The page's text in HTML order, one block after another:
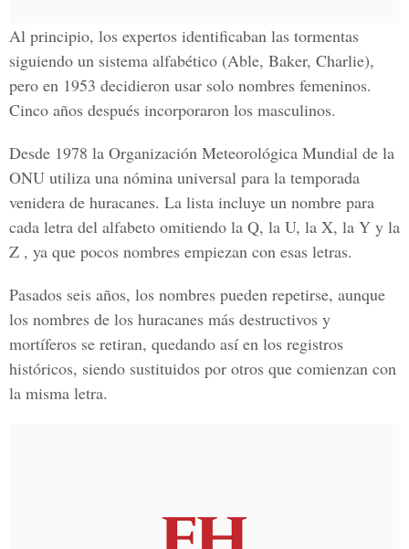
Al principio, los expertos identificaban las tormentas
siguiendo un sistema alfabético (Able, Baker, Charlie),
pero en 1953 decidieron usar solo nombres femeninos.
Cinco años después incorporaron los masculinos.
Desde 1978 la Organización Meteorológica Mundial de la
ONU utiliza una nómina universal para la temporada
venidera de huracanes. La lista incluye un nombre para
cada letra del alfabeto omitiendo la Q, la U, la X, la Y y la
Z , ya que pocos nombres empiezan con esas letras.
Pasados seis años, los nombres pueden repetirse, aunque
los nombres de los huracanes más destructivos y
mortíferos se retiran, quedando así en los registros
históricos, siendo sustituidos por otros que comienzan con
la misma letra.